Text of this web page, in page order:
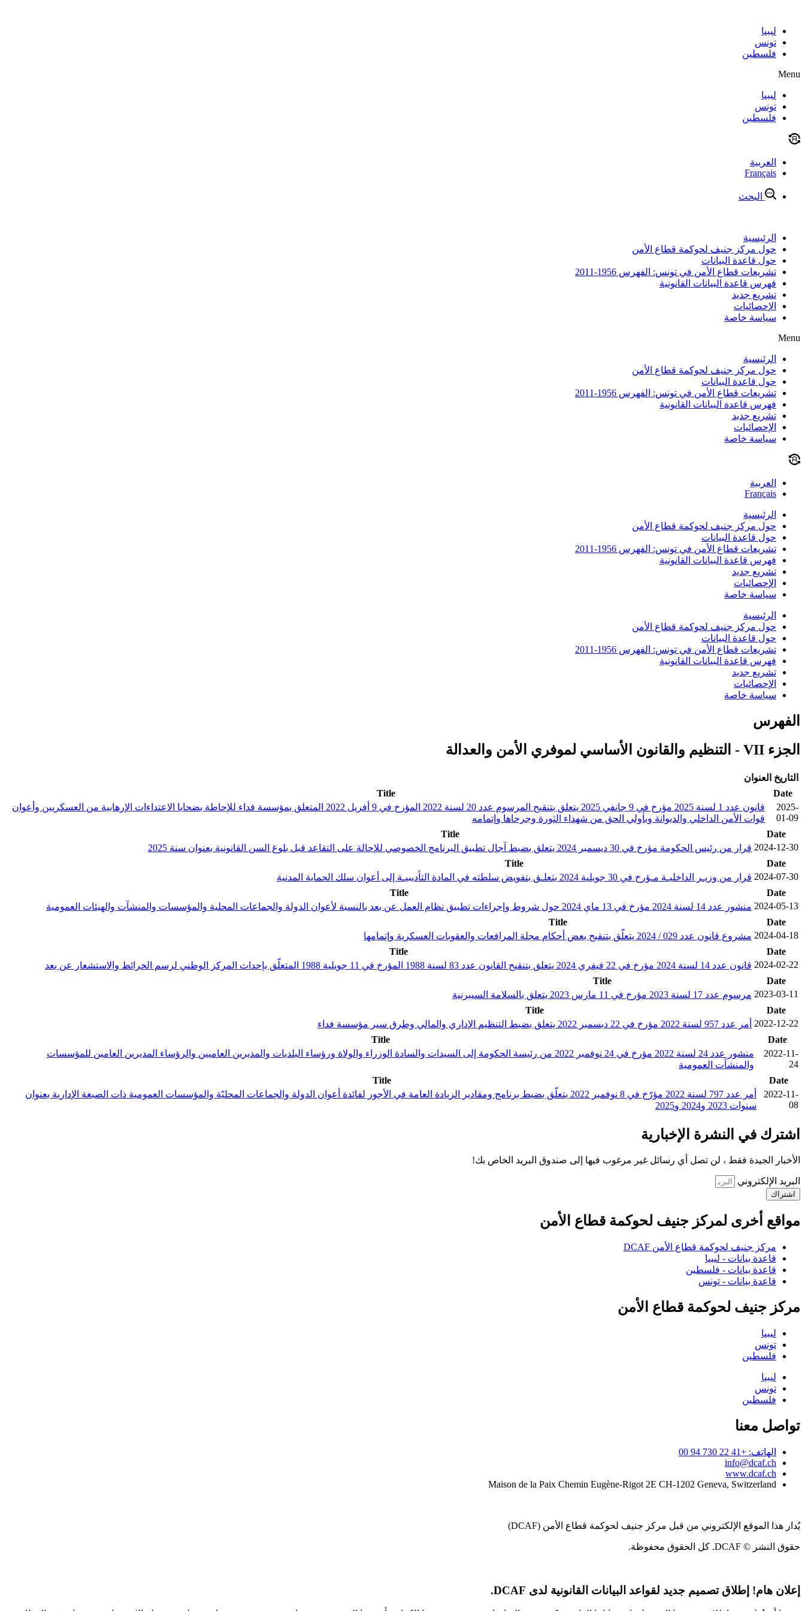
contentليبيا
تونس
فلسطين
Menu
ليبيا
تونس
فلسطين
العربية
Français
البحث
الرئيسية
حول مركز جنيف لحوكمة قطاع الأمن
حول قاعدة البيانات
تشريعات قطاع الأمن في تونس: الفهرس 1956-2011
فهرس قاعدة البيانات القانونية
تشريع جديد
الإحصائيات
سياسة خاصة
Menu
الرئيسية
حول مركز جنيف لحوكمة قطاع الأمن
حول قاعدة البيانات
تشريعات قطاع الأمن في تونس: الفهرس 1956-2011
فهرس قاعدة البيانات القانونية
تشريع جديد
الإحصائيات
سياسة خاصة
العربية
Français
الرئيسية
حول مركز جنيف لحوكمة قطاع الأمن
حول قاعدة البيانات
تشريعات قطاع الأمن في تونس: الفهرس 1956-2011
فهرس قاعدة البيانات القانونية
تشريع جديد
الإحصائيات
سياسة خاصة
الرئيسية
حول مركز جنيف لحوكمة قطاع الأمن
حول قاعدة البيانات
تشريعات قطاع الأمن في تونس: الفهرس 1956-2011
فهرس قاعدة البيانات القانونية
تشريع جديد
الإحصائيات
سياسة خاصة
الفهرس
الجزء VII - التنظيم والقانون الأساسي لموفري الأمن والعدالة
التاريخ العنوان
Date
Title
2025-
01-09
قانون عدد 1 لسنة 2025 مؤرخ في 9 جانفي 2025 يتعلق بتنقيح المرسوم عدد 20 لسنة 2022 المؤرخ في 9 أفريل 2022 المتعلق بمؤسسة فداء للإحاطة بضحايا الاعتداءات الإرهابية من العسكريين وأعوان
قوات الأمن الداخلي والديوانة وبأولي الحق من شهداء الثورة وجرحاها وإتمامه
Date
Title
2024-12-30 قرار من رئيس الحكومة مؤرخ في 30 ديسمبر 2024 يتعلق بضبط آجال تطبيق البرنامج الخصوصي للإحالة على التقاعد قبل بلوغ السن القانونية بعنوان سنة 2025
Date
Title
2024-07-30 قرار من وزيـر الداخليـة مـؤرخ في 30 جويلية 2024 يتعلـق بتفويض سلطته في المادة التأديبيـة إلى أعوان سلك الحماية المدنية
Date
Title
2024-05-13 منشور عدد 14 لسنة 2024 مؤرخ في 13 ماي 2024 حول شروط وإجراءات تطبيق نظام العمل عن بعد بالنسبة لأعوان الدولة والجماعات المحلية والمؤسسات والمنشآت والهيئات العمومية
Date
Title
2024-04-18 مشروع قانون عدد 029 / 2024 يتعلّق بتنقيح بعض أحكام مجلة المرافعات والعقوبات العسكرية وإتمامها
Date
Title
2024-02-22 قانون عدد 14 لسنة 2024 مؤرخ في 22 فيفري 2024 يتعلق بتنقيح القانون عدد 83 لسنة 1988 المؤرخ في 11 جويلية 1988 المتعلّق بإحداث المركز الوطني لرسم الخرائط والاستشعار عن بعد
Date
Title
2023-03-11 مرسوم عدد 17 لسنة 2023 مؤرخ في 11 مارس 2023 يتعلق بالسلامة السيبرنية
Date
Title
2022-12-22 أمر عدد 957 لسنة 2022 مؤرخ في 22 ديسمبر 2022 يتعلق بضبط التنظيم الإداري والمالي وطرق سير مؤسسة فداء
Date
Title
2022-11-
24
منشور عدد 24 لسنة 2022 مؤرخ في 24 نوفمبر 2022 من رئيسة الحكومة إلى السيدات والسادة الوزراء والولاة ورؤساء البلديات والمديرين العاميين والرؤساء المديرين العامين للمؤسسات
والمنشآت العمومية
Date
Title
2022-11-
08
أمر عدد 797 لسنة 2022 مؤرّخ في 8 نوفمبر 2022 يتعلّق بضبط برنامج ومقادير الزيادة العامة في الأجور لفائدة أعوان الدولة والجماعات المحليّة والمؤسسات العمومية ذات الصبغة الإدارية بعنوان
سنوات 2023 و2024 و2025
اشترك في النشرة الإخبارية
الأخبار الجيدة فقط ، لن تصل أي رسائل غير مرغوب فيها إلى صندوق البريد الخاص بك!
البريد الإلكتروني
اشتراك
مواقع أخرى لمركز جنيف لحوكمة قطاع الأمن
مركز جنيف لحوكمة قطاع الأمن DCAF
قاعدة بيانات - ليبيا
قاعدة بيانات - فلسطين
قاعدة بيانات - تونس
مركز جنيف لحوكمة قطاع الأمن
ليبيا
تونس
فلسطين
ليبيا
تونس
فلسطين
تواصل معنا
الهاتف: +41 22 730 94 00
info@dcaf.ch
www.dcaf.ch
Maison de la Paix Chemin Eugène-Rigot 2E CH-1202 Geneva, Switzerland
يُدار هذا الموقع الإلكتروني من قبل مركز جنيف لحوكمة قطاع الأمن (DCAF)
حقوق النشر © DCAF. كل الحقوق محفوظة.
إعلان هام! إطلاق تصميم جديد لقواعد البيانات القانونية لدى DCAF.